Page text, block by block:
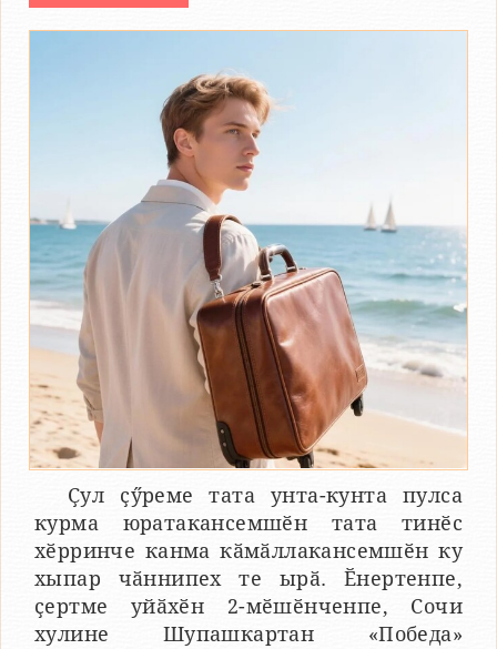
Ҫул ҫӳреме тата унта-кунта пулса
курма юратакансемшӗн тата тинӗс
хӗрринче канма кӑмӑллакансемшӗн ку
хыпар чӑннипех те ырӑ. Ӗнертенпе,
ҫертме уйӑхӗн 2-мӗшӗнченпе, Сочи
хулине Шупашкартан «Победа»